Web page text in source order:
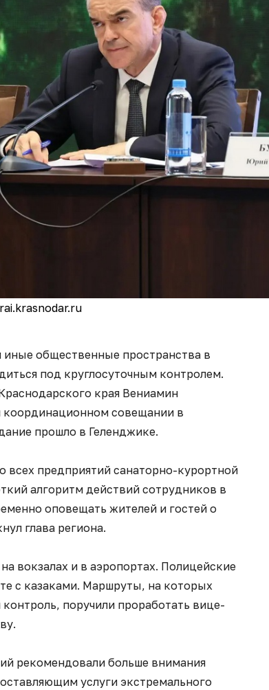
общественные пространства в
под круглосуточным контролем.
края Вениамин
совещании в
прошло в Геленджике.
всех предприятий санаторно-курортной
алгоритм действий сотрудников в
оповещать жителей и гостей о
глава региона.
вокзалах и в аэропортах. Полицейские
с казаками. Маршруты, на которых
поручили проработать вице-
рекомендовали больше внимания
услуги экстремального